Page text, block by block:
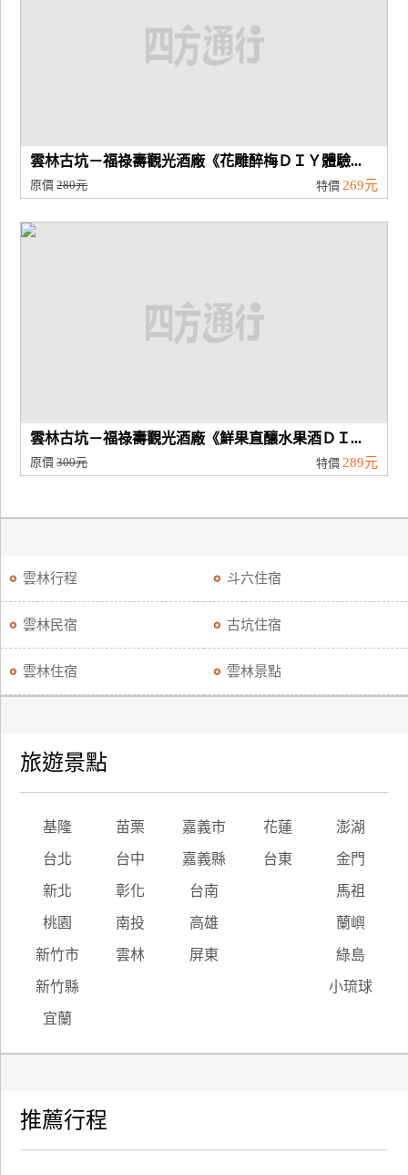
雲林古坑－福祿壽觀光酒廠《花雕醉梅ＤＩＹ體驗...
原價280元 特價 269元
雲林古坑－福祿壽觀光酒廠《鮮果直釀水果酒ＤＩ...
原價300元 特價 289元
雲林行程 斗六住宿
雲林民宿 古坑住宿
雲林住宿 雲林景點
旅遊景點
基隆 苗栗 嘉義市 花蓮 澎湖
台北 台中 嘉義縣 台東 金門
新北 彰化 台南 馬祖
桃園 南投 高雄 蘭嶼
新竹市 雲林 屏東 綠島
新竹縣 小琉球
宜蘭
推薦行程